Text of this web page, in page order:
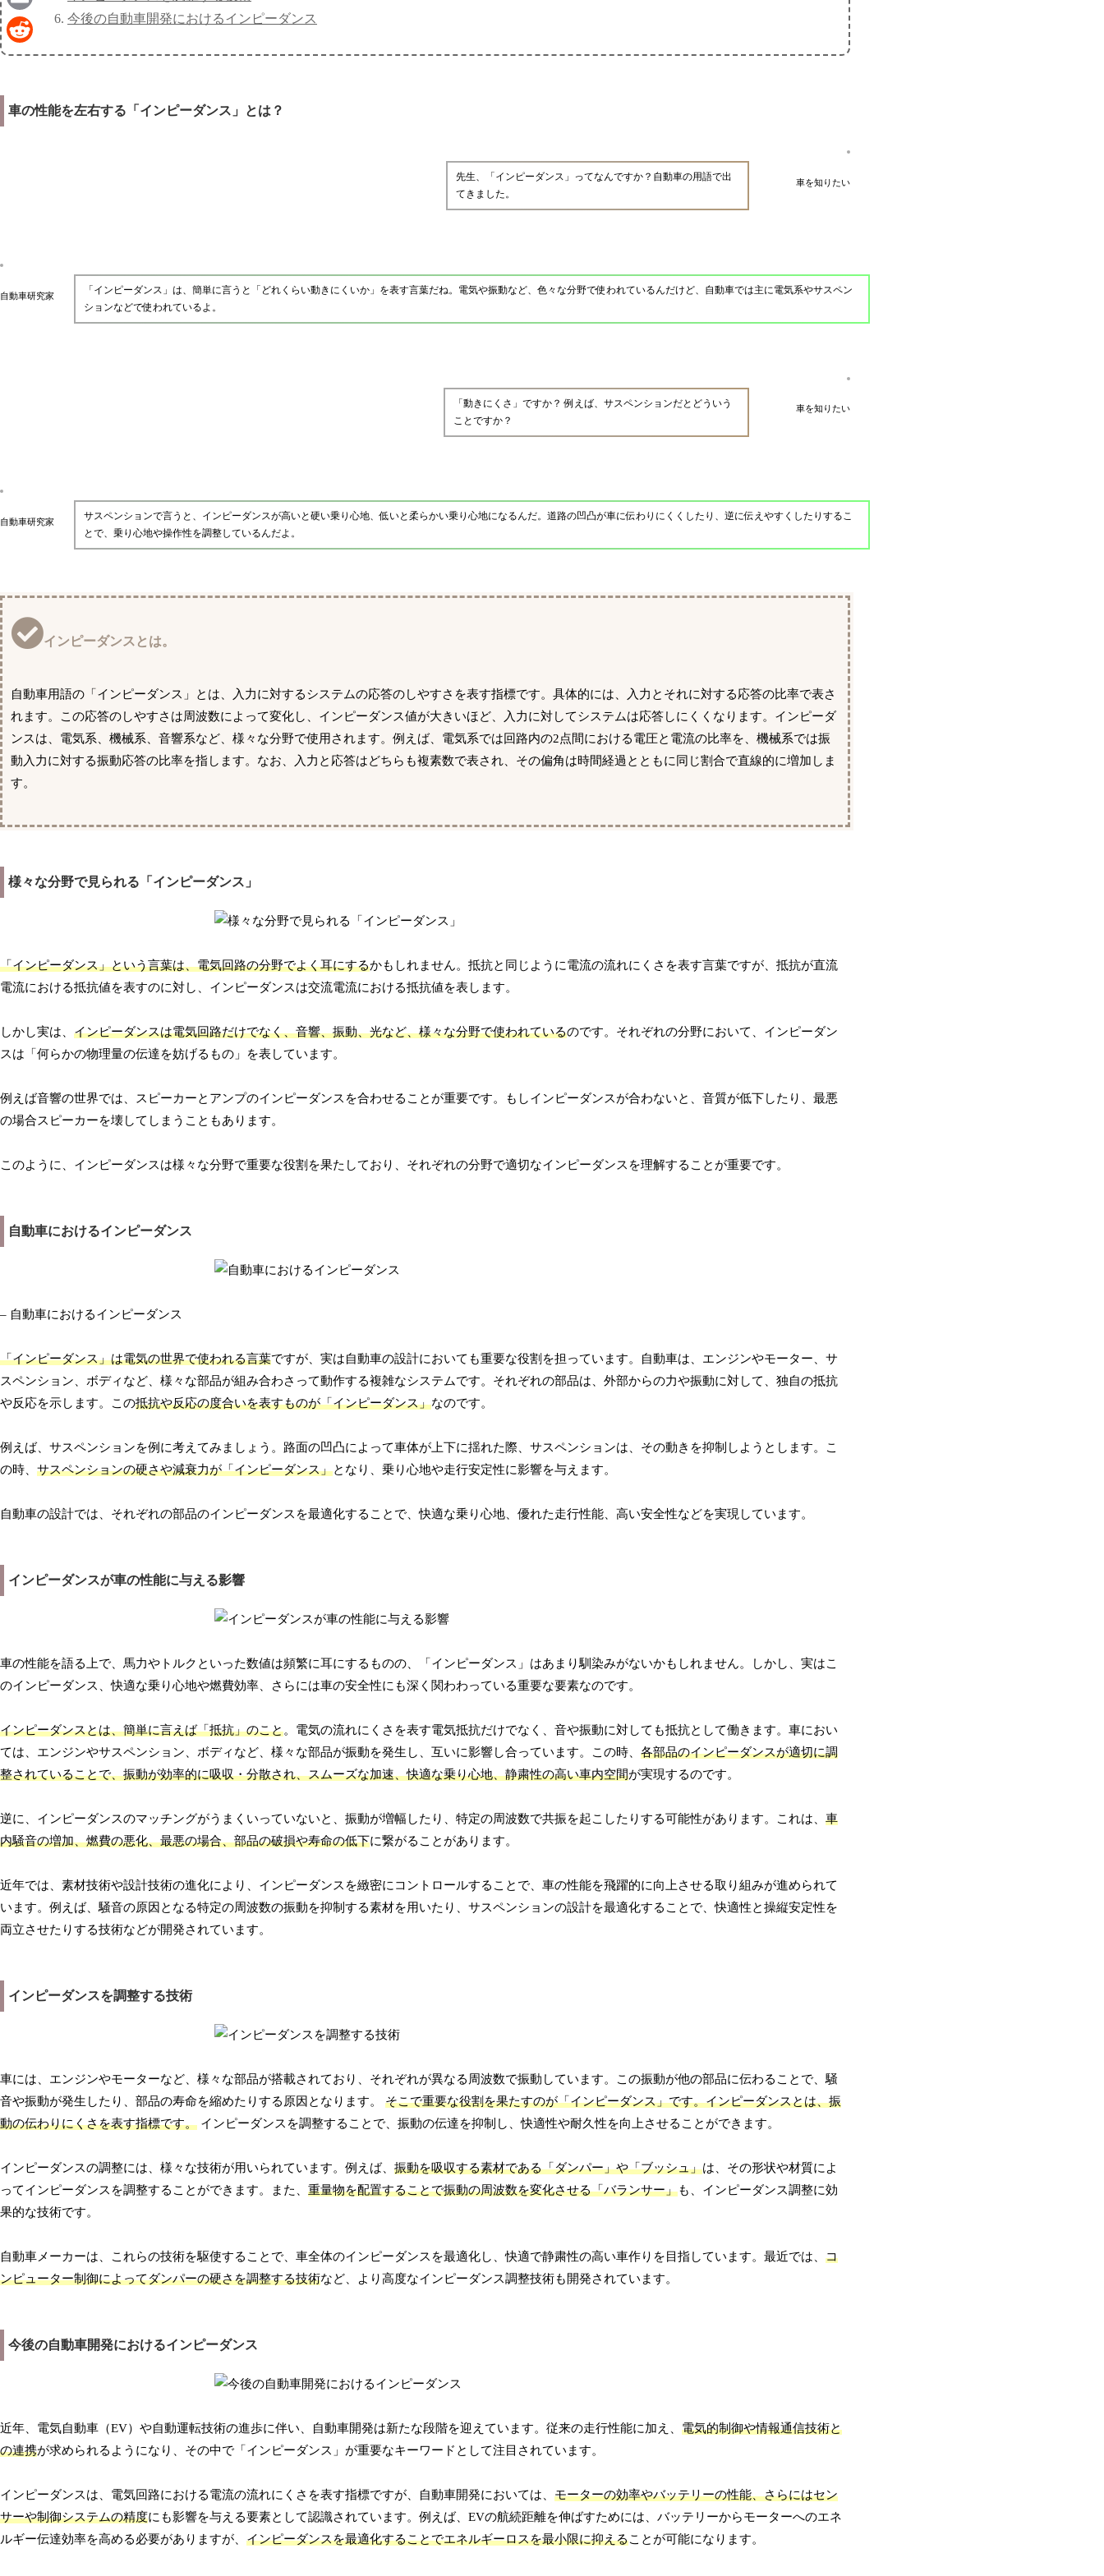
今後の自動車開発におけるインピーダンス
車の性能を左右する「インピーダンス」とは？
車を知りたい
先生、「インピーダンス」ってなんですか？自動車の用語で出
てきました。
自動車研究家
「インピーダンス」は、簡単に言うと「どれくらい動きにくいか」を表す言葉だね。電気や振動など、色々な分野で使われているんだけど、自動車では主に電気系やサスペン
ションなどで使われているよ。
車を知りたい
「動きにくさ」ですか？ 例えば、サスペンションだとどういう
ことですか？
自動車研究家
サスペンションで言うと、インピーダンスが高いと硬い乗り心地、低いと柔らかい乗り心地になるんだ。道路の凹凸が車に伝わりにくくしたり、逆に伝えやすくしたりするこ
とで、乗り心地や操作性を調整しているんだよ。
インピーダンスとは。
自動車用語の「インピーダンス」とは、入力に対するシステムの応答のしやすさを表す指標です。具体的には、入力とそれに対する応答の比率で表さ
れます。この応答のしやすさは周波数によって変化し、インピーダンス値が大きいほど、入力に対してシステムは応答しにくくなります。インピーダ
ンスは、電気系、機械系、音響系など、様々な分野で使用されます。例えば、電気系では回路内の2点間における電圧と電流の比率を、機械系では振
動入力に対する振動応答の比率を指します。なお、入力と応答はどちらも複素数で表され、その偏角は時間経過とともに同じ割合で直線的に増加しま
す。
様々な分野で見られる「インピーダンス」
「インピーダンス」という言葉は、電気回路の分野でよく耳にするかもしれません。抵抗と同じように電流の流れにくさを表す言葉ですが、抵抗が直流
電流における抵抗値を表すのに対し、インピーダンスは交流電流における抵抗値を表します。
しかし実は、 インピーダンスは電気回路だけでなく、音響、振動、光など、様々な分野で使われているのです。それぞれの分野において、インピーダン
スは「何らかの物理量の伝達を妨げるもの」を表しています。
例えば音響の世界では、スピーカーとアンプのインピーダンスを合わせることが重要です。もしインピーダンスが合わないと、音質が低下したり、最悪
の場合スピーカーを壊してしまうこともあります。
このように、インピーダンスは様々な分野で重要な役割を果たしており、それぞれの分野で適切なインピーダンスを理解することが重要です。
自動車におけるインピーダンス
– 自動車におけるインピーダンス
「インピーダンス」は電気の世界で使われる言葉ですが、実は自動車の設計においても重要な役割を担っています。自動車は、エンジンやモーター、サ
スペンション、ボディなど、様々な部品が組み合わさって動作する複雑なシステムです。それぞれの部品は、外部からの力や振動に対して、独自の抵抗
や反応を示します。この抵抗や反応の度合いを表すものが「インピーダンス」なのです。
例えば、サスペンションを例に考えてみましょう。路面の凹凸によって車体が上下に揺れた際、サスペンションは、その動きを抑制しようとします。こ
の時、 サスペンションの硬さや減衰力が「インピーダンス」となり、乗り心地や走行安定性に影響を与えます。
自動車の設計では、それぞれの部品のインピーダンスを最適化することで、快適な乗り心地、優れた走行性能、高い安全性などを実現しています。
インピーダンスが車の性能に与える影響
車の性能を語る上で、馬力やトルクといった数値は頻繁に耳にするものの、「インピーダンス」はあまり馴染みがないかもしれません。しかし、実はこ
のインピーダンス、快適な乗り心地や燃費効率、さらには車の安全性にも深く関わわっている重要な要素なのです。
インピーダンスとは、簡単に言えば「抵抗」のこと。電気の流れにくさを表す電気抵抗だけでなく、音や振動に対しても抵抗として働きます。車におい
ては、エンジンやサスペンション、ボディなど、様々な部品が振動を発生し、互いに影響し合っています。この時、 各部品のインピーダンスが適切に調
整されていることで、振動が効率的に吸収・分散され、スムーズな加速、快適な乗り心地、静粛性の高い車内空間が実現するのです。
逆に、インピーダンスのマッチングがうまくいっていないと、振動が増幅したり、特定の周波数で共振を起こしたりする可能性があります。これは、 車
内騒音の増加、燃費の悪化、最悪の場合、部品の破損や寿命の低下に繋がることがあります。
近年では、素材技術や設計技術の進化により、インピーダンスを緻密にコントロールすることで、車の性能を飛躍的に向上させる取り組みが進められて
います。例えば、騒音の原因となる特定の周波数の振動を抑制する素材を用いたり、サスペンションの設計を最適化することで、快適性と操縦安定性を
両立させたりする技術などが開発されています。
インピーダンスを調整する技術
車には、エンジンやモーターなど、様々な部品が搭載されており、それぞれが異なる周波数で振動しています。この振動が他の部品に伝わることで、騒
音や振動が発生したり、部品の寿命を縮めたりする原因となります。 そこで重要な役割を果たすのが「インピーダンス」です。インピーダンスとは、振
動の伝わりにくさを表す指標です。 インピーダンスを調整することで、振動の伝達を抑制し、快適性や耐久性を向上させることができます。
インピーダンスの調整には、様々な技術が用いられています。例えば、 振動を吸収する素材である「ダンパー」や「ブッシュ」は、その形状や材質によ
ってインピーダンスを調整することができます。また、 重量物を配置することで振動の周波数を変化させる「バランサー」も、インピーダンス調整に効
果的な技術です。
自動車メーカーは、これらの技術を駆使することで、車全体のインピーダンスを最適化し、快適で静粛性の高い車作りを目指しています。最近では、 コ
ンピューター制御によってダンパーの硬さを調整する技術など、より高度なインピーダンス調整技術も開発されています。
今後の自動車開発におけるインピーダンス
近年、電気自動車（EV）や自動運転技術の進歩に伴い、自動車開発は新たな段階を迎えています。従来の走行性能に加え、 電気的制御や情報通信技術と
の連携が求められるようになり、その中で「インピーダンス」が重要なキーワードとして注目されています。
インピーダンスは、電気回路における電流の流れにくさを表す指標ですが、自動車開発においては、 モーターの効率やバッテリーの性能、さらにはセン
サーや制御システムの精度にも影響を与える要素として認識されています。例えば、EVの航続距離を伸ばすためには、バッテリーからモーターへのエネ
ルギー伝達効率を高める必要がありますが、 インピーダンスを最適化することでエネルギーロスを最小限に抑えることが可能になります。
Email
Reddit